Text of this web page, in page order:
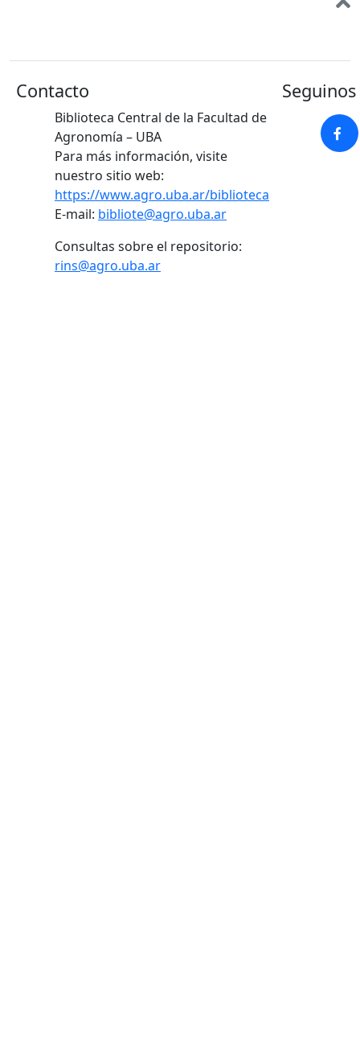
Contacto
Biblioteca Central de la Facultad de
Agronomía – UBA
Para más información, visite
nuestro sitio web:
https://www.agro.uba.ar/biblioteca
E-mail: bibliote@agro.uba.ar
Consultas sobre el repositorio:
rins@agro.uba.ar